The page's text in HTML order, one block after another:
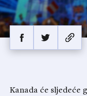
Kanada će sljedeće